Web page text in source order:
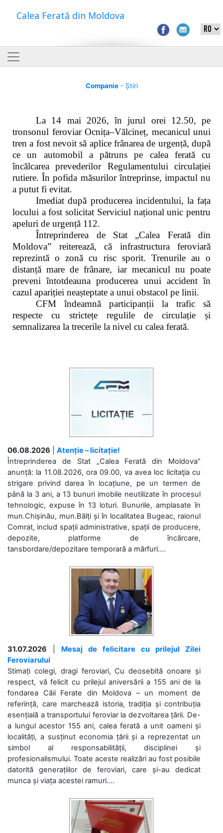
Calea Ferată din Moldova
Companie- Știri
La 14 mai 2026, în jurul orei 12.50, pe
tronsonul feroviar Ocnița–Vălcineț, mecanicul unui
tren a fost nevoit să aplice frânarea de urgență, după
ce un automobil a pătruns pe calea ferată cu
încălcarea prevederilor Regulamentului circulației
rutiere. În pofida măsurilor întreprinse, impactul nu
a putut fi evitat.
Imediat după producerea incidentului, la fața
locului a fost solicitat Serviciul național unic pentru
apeluri de urgență 112.
Întreprinderea de Stat „Calea Ferată din
Moldova” reiterează, că infrastructura feroviară
reprezintă o zonă cu risc sporit. Trenurile au o
distanță mare de frânare, iar mecanicul nu poate
preveni întotdeauna producerea unui accident în
cazul apariției neașteptate a unui obstacol pe linii.
CFM îndeamnă participanții la trafic să
respecte cu strictețe regulile de circulație și
semnalizarea la trecerile la nivel cu calea ferată.
06.08.2026
Atenție – licitație!
Întreprinderea de Stat „Calea Ferată din Moldova”
anunță: la 11.08.2026, ora 09.00, va avea loc licitaţia cu
strigare privind darea în locațiune, pe un termen de
până la 3 ani, a 13 bunuri imobile neutilizate în procesul
tehnologic, expuse în 13 loturi. Bunurile, amplasate în
mun.Chișinău, mun.Bălți și în localitatea Bugeac, raionul
Comrat, includ spații administrative, spații de producere,
depozite, platforme de încărcare,
tansbordare/depozitare temporară a mărfuri....
31.07.2026
Mesaj de felicitare cu prilejul Zilei
Feroviarului
Stimați colegi, dragi feroviari, Cu deosebită onoare și
respect, vă felicit cu prilejul aniversării a 155 ani de la
fondarea Căii Ferate din Moldova – un moment de
referință, care marchează istoria, tradiția și contribuția
esențială a transportului feroviar la dezvoltarea țării. De-
a lungul acestor 155 ani, calea ferată a unit oameni și
localități, a susținut economia țării și a reprezentat un
simbol al responsabilității, disciplinei și
profesionalismului. Toate aceste realizări au fost posibile
datorită generațiilor de feroviari, care și-au dedicat
munca și viața acestei ramuri....